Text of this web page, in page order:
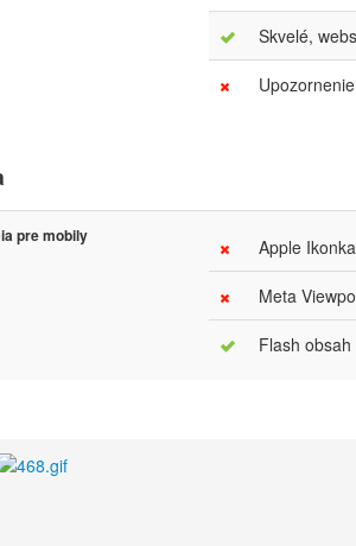
Skvelé,
pre mobily Apple Ikonka
Meta
Flash obsah